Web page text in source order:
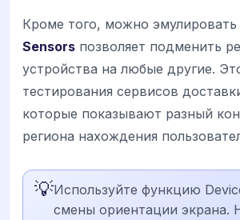
Кроме того, можно
Sensors позволяет подменить
устройства на любые другие.
тестирования сервисов
которые показывают разный
региона нахождения
💡Используйте функцию
смены ориентации экрана.